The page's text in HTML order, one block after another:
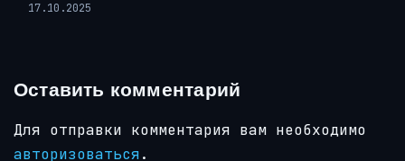
17.10.2025
Оставить комментарий
Для отправки комментария вам необходимо
авторизоваться.